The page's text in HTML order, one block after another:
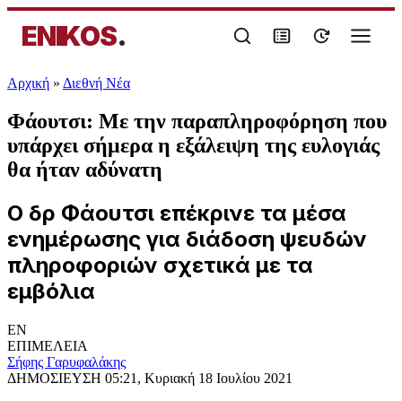
ENIKOS.
Αρχική » Διεθνή Νέα
Φάουτσι: Με την παραπληροφόρηση που
υπάρχει σήμερα η εξάλειψη της ευλογιάς
θα ήταν αδύνατη
Ο δρ Φάουτσι επέκρινε τα μέσα
ενημέρωσης για διάδοση ψευδών
πληροφοριών σχετικά με τα
εμβόλια
EN
ΕΠΙΜΕΛΕΙΑ
Σήφης Γαρυφαλάκης
ΔΗΜΟΣΙΕΥΣΗ 05:21, Κυριακή 18 Ιουλίου 2021